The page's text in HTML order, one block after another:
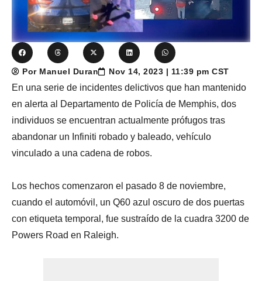
Por Manuel Duran Nov 14, 2023 | 11:39 pm CST
En una serie de incidentes delictivos que han mantenido
en alerta al Departamento de Policía de Memphis, dos
individuos se encuentran actualmente prófugos tras
abandonar un Infiniti robado y baleado, vehículo
vinculado a una cadena de robos.
Los hechos comenzaron el pasado 8 de noviembre,
cuando el automóvil, un Q60 azul oscuro de dos puertas
con etiqueta temporal, fue sustraído de la cuadra 3200 de
Powers Road en Raleigh.